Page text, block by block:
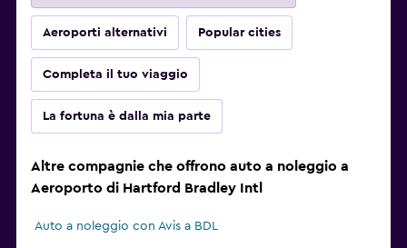
Aeroporti alternativi Popular cities
Completa il tuo viaggio
La fortuna è dalla mia parte
Altre compagnie che offrono auto a noleggio a
Aeroporto di Hartford Bradley Intl
Auto a noleggio con Avis a BDL